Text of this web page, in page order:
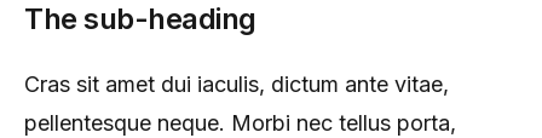
The sub-heading
Cras sit amet dui iaculis, dictum ante vitae,
pellentesque neque. Morbi nec tellus porta,